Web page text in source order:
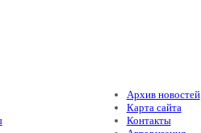
Архив новостей
Карта сайта
Контакты